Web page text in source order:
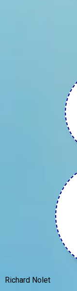
Richard Nolet